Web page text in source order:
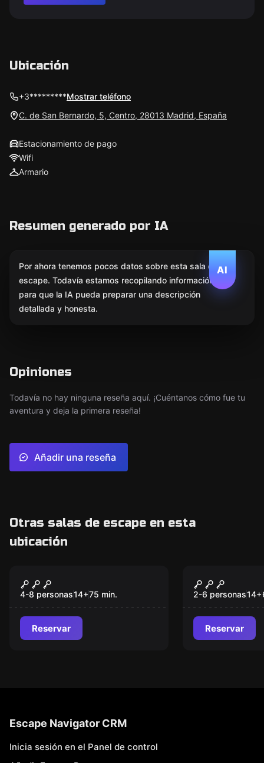
Ubicación
+3*********Mostrar teléfono
C. de San Bernardo, 5, Centro, 28013 Madrid, España
Estacionamiento de pago
Wifi
Armario
Resumen generado por IA
AI
Por ahora tenemos pocos datos sobre esta sala de
escape. Todavía estamos recopilando información
para que la IA pueda preparar una descripción
detallada y honesta.
Opiniones
Todavía no hay ninguna reseña aquí. ¡Cuéntanos cómo fue tu
aventura y deja la primera reseña!
Añadir una reseña
Otras salas de escape en esta
ubicación
Jurassic Lab
4-8 personas14+75 min.
Reservar
Robo al
2-6 personas14+
Reservar
Escape Navigator CRM
Inicia sesión en el Panel de control